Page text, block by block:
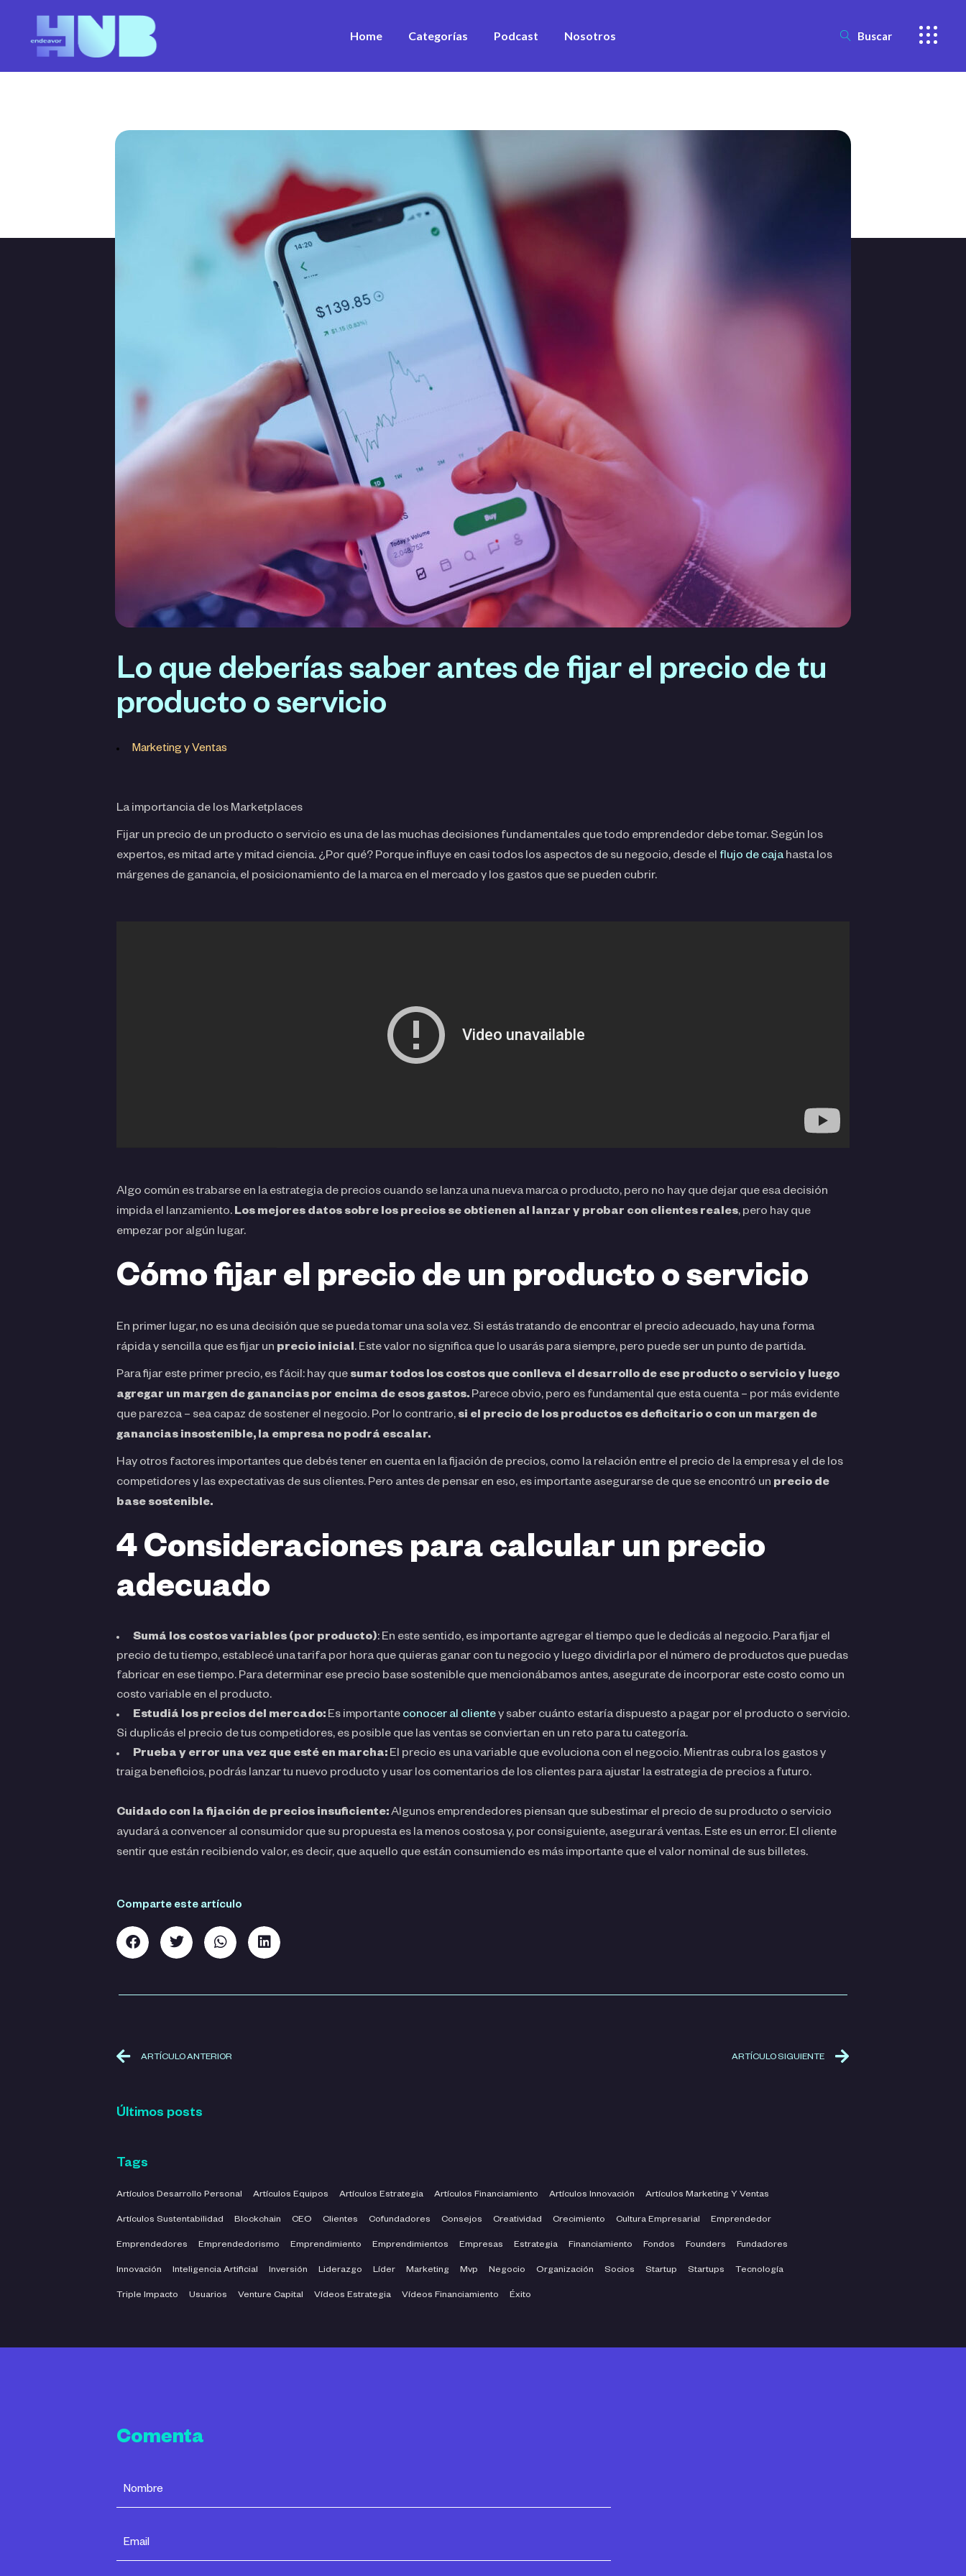
Home Categorías
Estrategia
Marketing & ventas
Innovación
Financiamiento
Ver todos los artículos
Ver todos los vídeos
Podcast Nosotros Buscar
Lo que deberías saber antes de fijar el precio de tu
producto o servicio
Marketing y Ventas
La importancia de los Marketplaces
Fijar un precio de un producto o servicio es una de las muchas decisiones fundamentales que todo emprendedor debe tomar. Según los
expertos, es mitad arte y mitad ciencia. ¿Por qué? Porque influye en casi todos los aspectos de su negocio, desde el flujo de cajahasta los
márgenes de ganancia, el posicionamiento de la marca en el mercado y los gastos que se pueden cubrir.
Algo común es trabarse en la estrategia de precios cuando se lanza una nueva marca o producto, pero no hay que dejar que esa decisión
impida el lanzamiento. Los mejores datos sobre los precios se obtienen al lanzar y probar con clientes reales, pero hay que
empezar por algún lugar.
Cómo fijar el precio de un producto o servicio
En primer lugar, no es una decisión que se pueda tomar una sola vez. Si estás tratando de encontrar el precio adecuado, hay una forma
rápida y sencilla que es fijar un precio inicial. Este valor no significa que lo usarás para siempre, pero puede ser un punto de partida.
Para fijar este primer precio, es fácil: hay que sumar todos los costos que conlleva el desarrollo de ese producto o servicio y luego
agregar un margen de ganancias por encima de esos gastos. Parece obvio, pero es fundamental que esta cuenta – por más evidente
que parezca – sea capaz de sostener el negocio. Por lo contrario, si el precio de los productos es deficitario o con un margen de
ganancias insostenible, la empresa no podrá escalar.
Hay otros factores importantes que debés tener en cuenta en la fijación de precios, como la relación entre el precio de la empresa y el de los
competidores y las expectativas de sus clientes. Pero antes de pensar en eso, es importante asegurarse de que se encontró un precio de
base sostenible.
4 Consideraciones para calcular un precio
adecuado
Sumá los costos variables (por producto): En este sentido, es importante agregar el tiempo que le dedicás al negocio. Para fijar el
precio de tu tiempo, establecé una tarifa por hora que quieras ganar con tu negocio y luego dividirla por el número de productos que puedas
fabricar en ese tiempo. Para determinar ese precio base sostenible que mencionábamos antes, asegurate de incorporar este costo como un
costo variable en el producto.
Estudiá los precios del mercado: Es importante conocer al clientey saber cuánto estaría dispuesto a pagar por el producto o servicio.
Si duplicás el precio de tus competidores, es posible que las ventas se conviertan en un reto para tu categoría.
Prueba y error una vez que esté en marcha: El precio es una variable que evoluciona con el negocio. Mientras cubra los gastos y
traiga beneficios, podrás lanzar tu nuevo producto y usar los comentarios de los clientes para ajustar la estrategia de precios a futuro.
Cuidado con la fijación de precios insuficiente:Algunos emprendedores piensan que subestimar el precio de su producto o servicio
ayudará a convencer al consumidor que su propuesta es la menos costosa y, por consiguiente, asegurará ventas. Este es un error. El cliente
sentir que están recibiendo valor, es decir, que aquello que están consumiendo es más importante que el valor nominal de sus billetes.
Comparte este artículo
ARTÍCULO ANTERIOR ARTÍCULO SIGUIENTE
Últimos posts
Tags
Artículos Desarrollo Personal Artículos Equipos Artículos Estrategia Artículos Financiamiento Artículos Innovación Artículos Marketing Y Ventas
Artículos Sustentabilidad Blockchain CEO Clientes Cofundadores Consejos Creatividad Crecimiento Cultura Empresarial Emprendedor
Emprendedores Emprendedorismo Emprendimiento Emprendimientos Empresas Estrategia Financiamiento Fondos Founders Fundadores
Innovación Inteligencia Artificial Inversión Liderazgo Líder Marketing Mvp Negocio Organización Socios Startup Startups Tecnología
Triple Impacto Usuarios Venture Capital Vídeos Estrategia Vídeos Financiamiento Éxito
Comenta